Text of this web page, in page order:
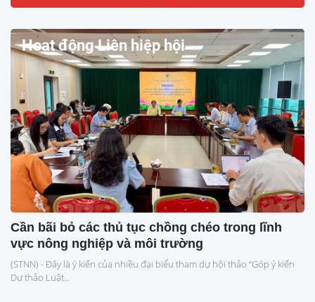
Hoạt động Liên hiệp hội
Cần bãi bỏ các thủ tục chồng chéo trong lĩnh
vực nông nghiệp và môi trường
(STNN) - Đây là ý kiến của nhiều đại biểu tham dự hội thảo “Góp ý kiến
Dự thảo Luật...